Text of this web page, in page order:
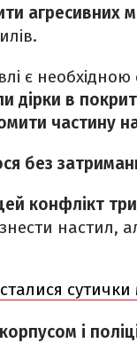
агресивних
є
дірки в
частину
без
конфлікт
настил,
і